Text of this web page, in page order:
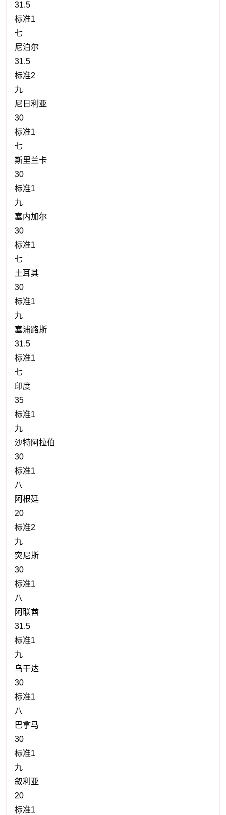
31.5
标准1
七
尼泊尔
31.5
标准2
九
尼日利亚
30
标准1
七
斯里兰卡
30
标准1
九
塞内加尔
30
标准1
七
土耳其
30
标准1
九
塞浦路斯
31.5
标准1
七
印度
35
标准1
九
沙特阿拉伯
30
标准1
八
阿根廷
20
标准2
九
突尼斯
30
标准1
八
阿联酋
31.5
标准1
九
乌干达
30
标准1
八
巴拿马
30
标准1
九
叙利亚
20
标准1